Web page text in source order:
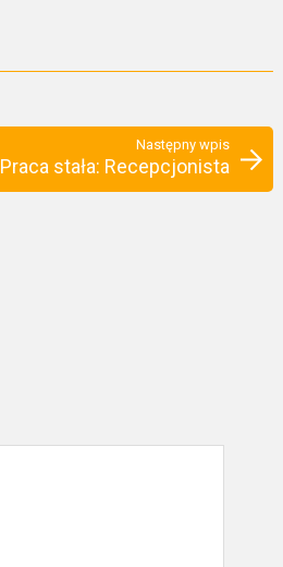
Następny wpis
Praca stała: Recepcjonista